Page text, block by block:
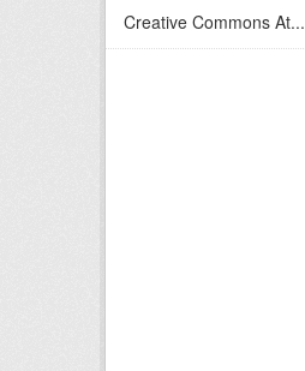
Creative Commons At...